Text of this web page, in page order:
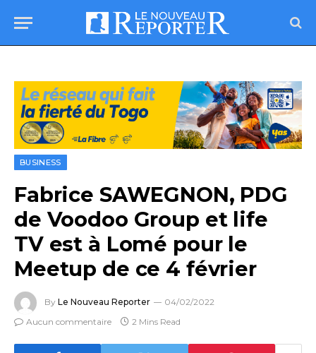
BUSINESS
Fabrice SAWEGNON, PDG
de Voodoo Group et life
TV est à Lomé pour le
Meetup de ce 4 février
By Le Nouveau Reporter
04/02/2022
Aucun commentaire
2 Mins Read